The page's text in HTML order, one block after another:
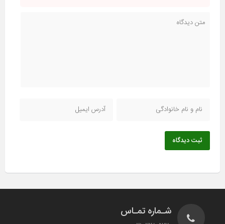
ثبت دیدگاه
شـماره تمـاس